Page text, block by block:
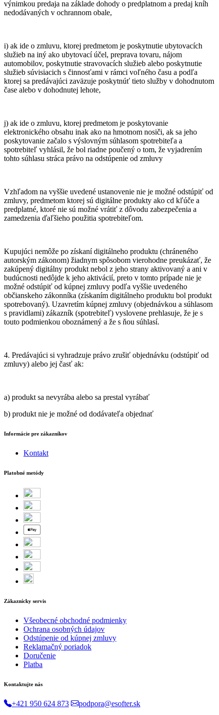
výnimkou predaja na základe dohody o predplatnom a predaj kníh
nedodávaných v ochrannom obale,
i) ak ide o zmluvu, ktorej predmetom je poskytnutie ubytovacích
služieb na iný ako ubytovací účel, preprava tovaru, nájom
automobilov, poskytnutie stravovacích služieb alebo poskytnutie
služieb súvisiacich s činnosťami v rámci voľného času a podľa
ktorej sa predávajúci zaväzuje poskytnúť tieto služby v dohodnutom
čase alebo v dohodnutej lehote,
j) ak ide o zmluvu, ktorej predmetom je poskytovanie
elektronického obsahu inak ako na hmotnom nosiči, ak sa jeho
poskytovanie začalo s výslovným súhlasom spotrebiteľa a
spotrebiteľ vyhlásil, že bol riadne poučený o tom, že vyjadrením
tohto súhlasu stráca právo na odstúpenie od zmluvy
Vzhľadom na vyššie uvedené ustanovenie nie je možné odstúpiť od
zmluvy, predmetom ktorej sú digitálne produkty ako cd kľúče a
predplatné, ktoré nie sú možné vrátiť z dôvodu zabezpečenia a
zamedzenia ďaľšieho použitia spotrebiteľom.
Kupujúci nemôže po získaní digitálneho produktu (chráneného
autorským zákonom) žiadnym spôsobom vierohodne preukázať, že
zakúpený digitálny produkt nebol z jeho strany aktivovaný a ani v
budúcnosti nedôjde k jeho aktivácií, preto v tomto prípade nie je
možné odstúpiť od kúpnej zmluvy podľa vyššie uvedeného
občianskeho zákonníka (získaním digitálneho produktu bol produkt
spotrebovaný). Uzavretím kúpnej zmluvy (objednávkou a súhlasom
s pravidlami) zákazník (spotrebiteľ) vyslovene prehlasuje, že je s
touto podmienkou oboznámený a že s ňou súhlasí.
4. Predávajúci si vyhradzuje právo zrušiť objednávku (odstúpiť od
zmluvy) alebo jej časť ak:
a) produkt sa nevyrába alebo sa prestal vyrábať
b) produkt nie je možné od dodávateľa objednať
Informácie pre zákazníkov
Kontakt
Platobné metódy
Zákaznícky servis
Všeobecné obchodné podmienky
Ochrana osobných údajov
Odstúpenie od kúpnej zmluvy
Reklamačný poriadok
Doručenie
Platba
Kontaktujte nás
+421 950 624 873
podpora@esofter.sk